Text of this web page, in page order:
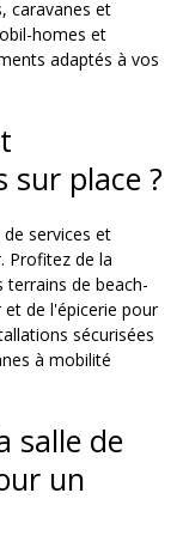
caravanes et
homes et
adaptés à vos
sur place ?
services et
Profitez de la
terrains de beach-
de l'épicerie pour
sécurisées
à mobilité
salle de
un